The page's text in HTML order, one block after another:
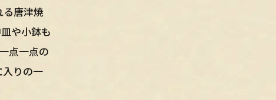
唐津焼
や小鉢も
点一点の
りの一